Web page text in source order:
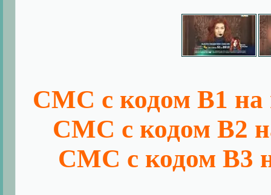
СМС с кодом B1 на
СМС с кодом B2
СМС с кодом B3